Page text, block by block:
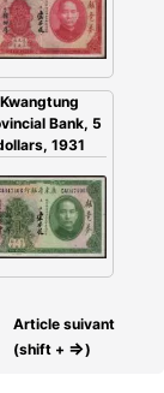
Kwangtung
Bank, 5
1931
Article suivant
(shift + ⇒)